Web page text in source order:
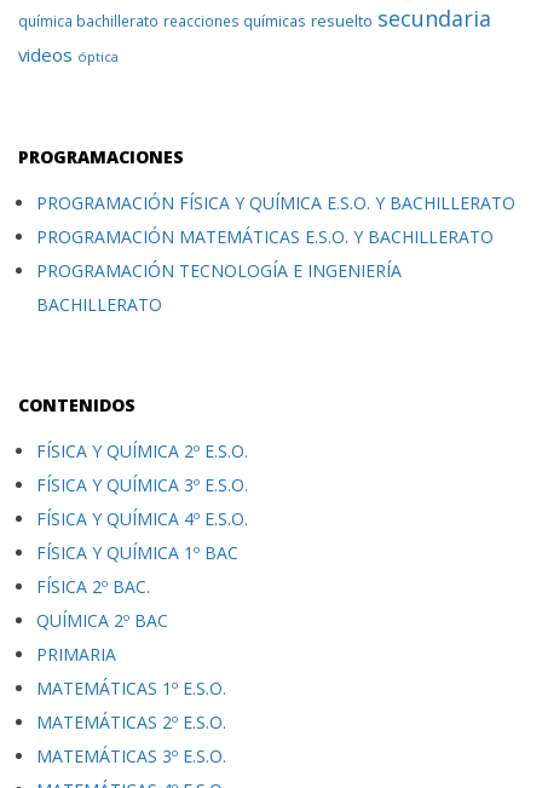
química bachillerato reacciones químicas resuelto secundaria
videos óptica
PROGRAMACIONES
PROGRAMACIÓN FÍSICA Y QUÍMICA E.S.O. Y BACHILLERATO
PROGRAMACIÓN MATEMÁTICAS E.S.O. Y BACHILLERATO
PROGRAMACIÓN TECNOLOGÍA E INGENIERÍA
BACHILLERATO
CONTENIDOS
FÍSICA Y QUÍMICA 2º E.S.O.
FÍSICA Y QUÍMICA 3º E.S.O.
FÍSICA Y QUÍMICA 4º E.S.O.
FÍSICA Y QUÍMICA 1º BAC
FÍSICA 2º BAC.
QUÍMICA 2º BAC
PRIMARIA
MATEMÁTICAS 1º E.S.O.
MATEMÁTICAS 2º E.S.O.
MATEMÁTICAS 3º E.S.O.